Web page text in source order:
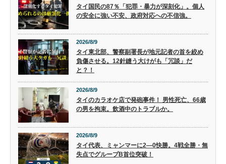
タイ国民の87％「犯罪・暴力が深刻化」。個人
の安全に強い不安、政府対応への不信強。
2026/8/9
タイ東北部、警察副署長が地元記者の首を絞め
負傷させる。12針縫う大けがも「冗談」だ
と？！
2026/8/9
タイのカラオケ店で発砲事件！ 男性死亡、66歳
の男を拘束。飲酒中のトラブルか。
2026/8/9
タイ代表、ミャンマーに2―0快勝。4戦全勝・無
失点でグループB首位突破！